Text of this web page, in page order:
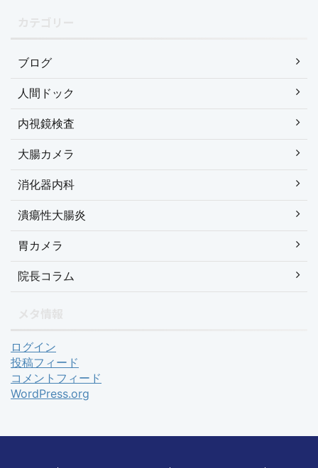
ブログ
人間ドック
内視鏡検査
大腸カメラ
消化器内科
潰瘍性大腸炎
胃カメラ
院長コラム
ログイン
投稿フィード
コメントフィード
WordPress.org